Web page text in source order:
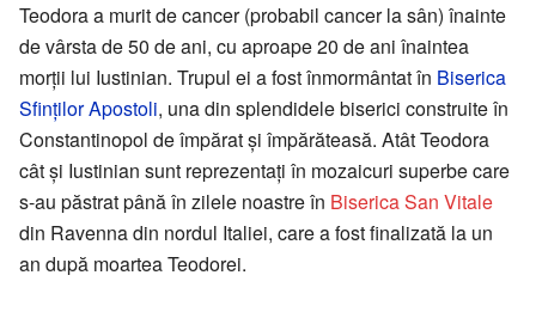
Teodora a murit de cancer (probabil cancer la sân) înainte
de vârsta de 50 de ani, cu aproape 20 de ani înaintea
morții lui Iustinian. Trupul ei a fost înmormântat în Biserica
Sfinților Apostoli, una din splendidele biserici construite în
Constantinopol de împărat și împărăteasă. Atât Teodora
cât și Iustinian sunt reprezentați în mozaicuri superbe care
s-au păstrat până în zilele noastre în Biserica San Vitale
din Ravenna din nordul Italiei, care a fost finalizată la un
an după moartea Teodorei.